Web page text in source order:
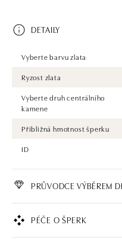
DETAILY
Vyberte barvu zlata
Ryzost zlata
Vyberte druh centrálního
kamene
Přibližná hmotnost šperku
ID
PRŮVODCE VÝBĚREM
PÉČE O ŠPERK